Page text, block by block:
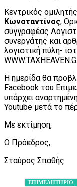
Κεντρικός
Κωνσταντίνος,
συγγραφέας
συνεργάτης και
λογιστική πύλη-
Η ημερίδα θα
Facebook του
υπάρχει
Youtube μετά το
Με εκτίμηση,
Ο Πρόεδρος,
Σταύρος Σπαθής
ΕΠΙΜΕΛΗΤΗΡΙΟ